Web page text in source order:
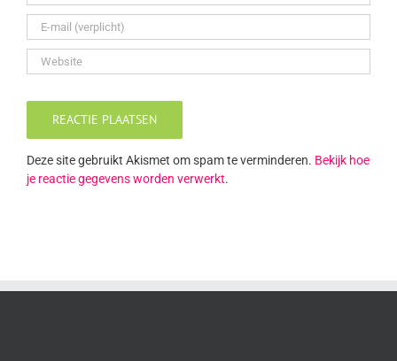
Deze site gebruikt Akismet om spam te verminderen. Bekijk hoe
je reactie gegevens worden verwerkt.